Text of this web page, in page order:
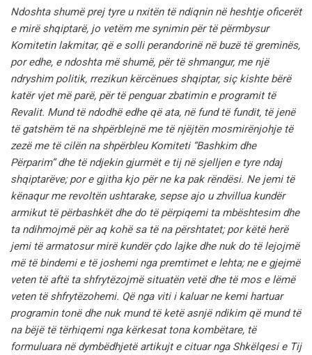
Ndoshta shumë prej tyre u nxitën të ndiqnin në heshtje oficerët
e mirë shqiptarë, jo vetëm me synimin për të përmbysur
Komitetin lakmitar, që e solli perandorinë në buzë të greminës,
por edhe, e ndoshta më shumë, për të shmangur, me një
ndryshim politik, rrezikun kërcënues shqiptar, siç kishte bërë
katër vjet më parë, për të penguar zbatimin e programit të
Revalit. Mund të ndodhë edhe që ata, në fund të fundit, të jenë
të gatshëm të na shpërblejnë me të njëjtën mosmirënjohje të
zezë me të cilën na shpërbleu Komiteti “Bashkim dhe
Përparim” dhe të ndjekin gjurmët e tij në sjelljen e tyre ndaj
shqiptarëve; por e gjitha kjo për ne ka pak rëndësi. Ne jemi të
kënaqur me revoltën ushtarake, sepse ajo u zhvillua kundër
armikut të përbashkët dhe do të përpiqemi ta mbështesim dhe
ta ndihmojmë për aq kohë sa të na përshtatet; por këtë herë
jemi të armatosur mirë kundër çdo lajke dhe nuk do të lejojmë
më të bindemi e të joshemi nga premtimet e lehta; ne e gjejmë
veten të aftë ta shfrytëzojmë situatën vetë dhe të mos e lëmë
veten të shfrytëzohemi. Që nga viti i kaluar ne kemi hartuar
programin tonë dhe nuk mund të ketë asnjë ndikim që mund të
na bëjë të tërhiqemi nga kërkesat tona kombëtare, të
formuluara në dymbëdhjetë artikujt e cituar nga Shkëlqesi e Tij